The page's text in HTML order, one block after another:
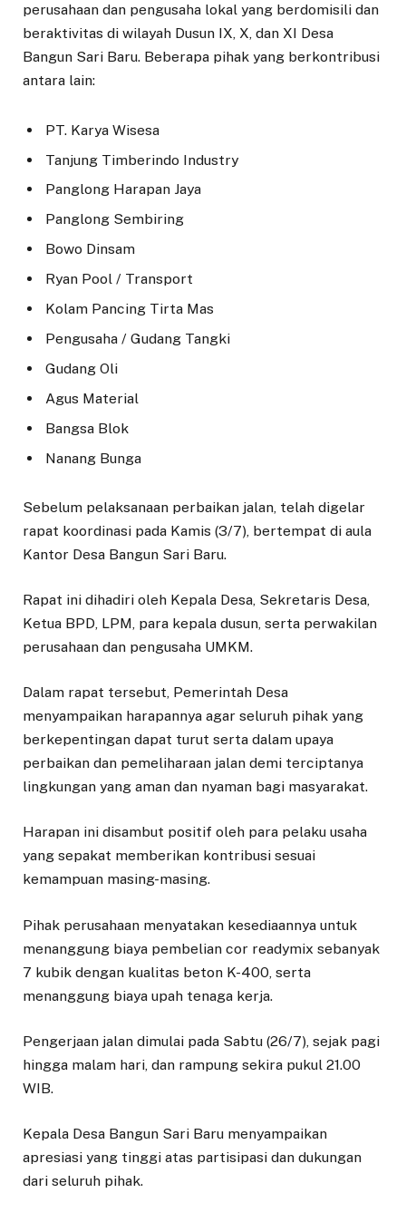
perusahaan dan pengusaha lokal yang berdomisili dan
beraktivitas di wilayah Dusun IX, X, dan XI Desa
Bangun Sari Baru. Beberapa pihak yang berkontribusi
antara lain:
PT. Karya Wisesa
Tanjung Timberindo Industry
Panglong Harapan Jaya
Panglong Sembiring
Bowo Dinsam
Ryan Pool / Transport
Kolam Pancing Tirta Mas
Pengusaha / Gudang Tangki
Gudang Oli
Agus Material
Bangsa Blok
Nanang Bunga
Sebelum pelaksanaan perbaikan jalan, telah digelar
rapat koordinasi pada Kamis (3/7), bertempat di aula
Kantor Desa Bangun Sari Baru.
Rapat ini dihadiri oleh Kepala Desa, Sekretaris Desa,
Ketua BPD, LPM, para kepala dusun, serta perwakilan
perusahaan dan pengusaha UMKM.
Dalam rapat tersebut, Pemerintah Desa
menyampaikan harapannya agar seluruh pihak yang
berkepentingan dapat turut serta dalam upaya
perbaikan dan pemeliharaan jalan demi terciptanya
lingkungan yang aman dan nyaman bagi masyarakat.
Harapan ini disambut positif oleh para pelaku usaha
yang sepakat memberikan kontribusi sesuai
kemampuan masing-masing.
Pihak perusahaan menyatakan kesediaannya untuk
menanggung biaya pembelian cor readymix sebanyak
7 kubik dengan kualitas beton K-400, serta
menanggung biaya upah tenaga kerja.
Pengerjaan jalan dimulai pada Sabtu (26/7), sejak pagi
hingga malam hari, dan rampung sekira pukul 21.00
WIB.
Kepala Desa Bangun Sari Baru menyampaikan
apresiasi yang tinggi atas partisipasi dan dukungan
dari seluruh pihak.